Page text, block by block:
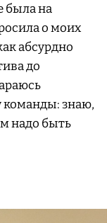
была на
о моих
абсурдно
до
команды: знаю,
надо быть